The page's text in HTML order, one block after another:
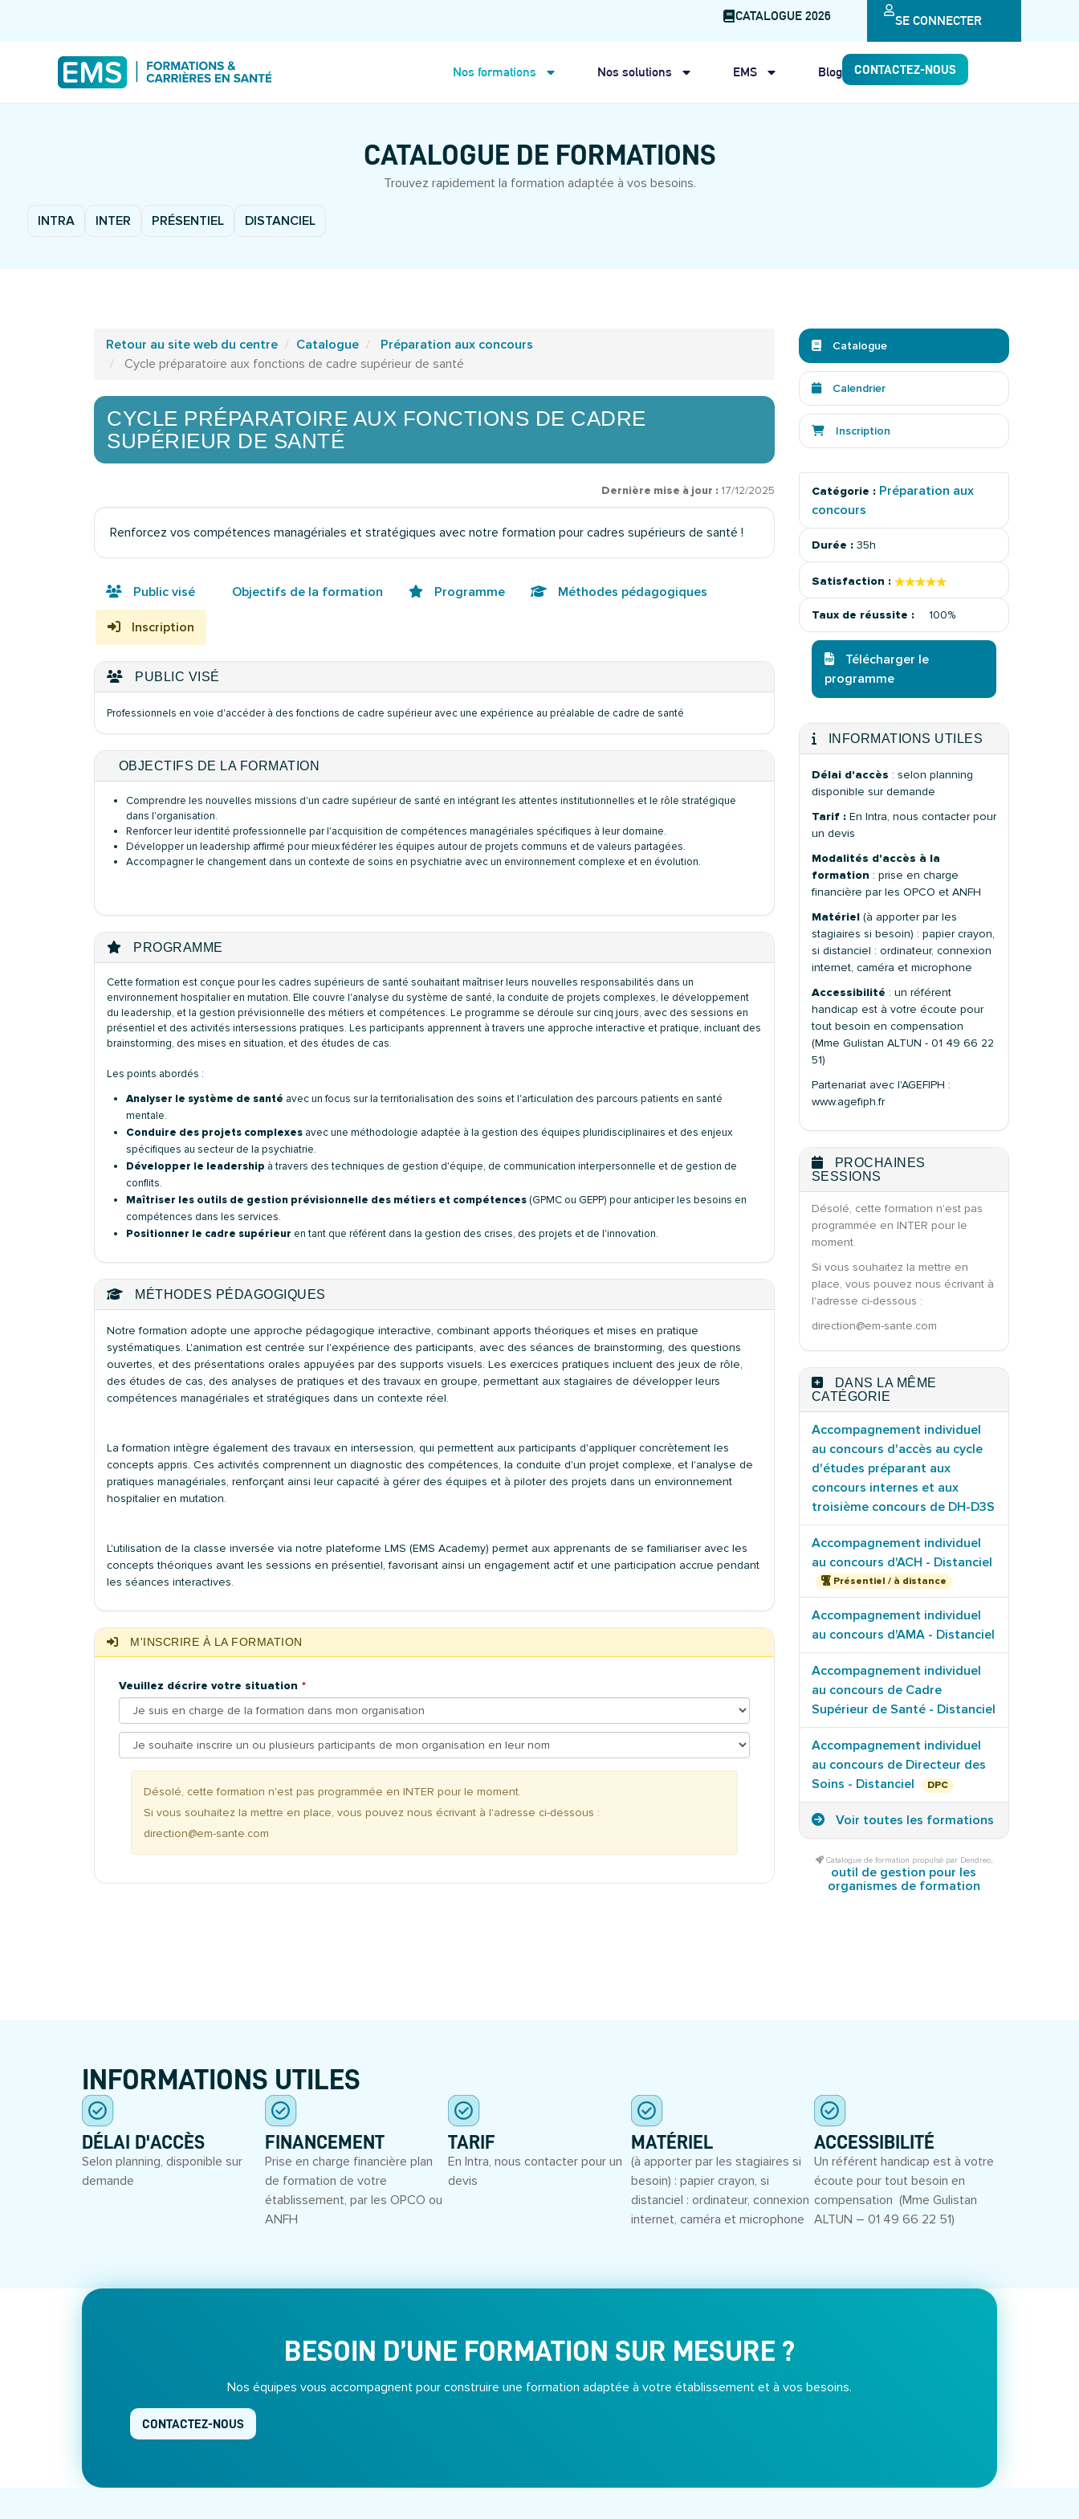
CATALOGUE 2026 SE CONNECTER
Nos formations Nos solutions EMS Blog CONTACTEZ-NOUS
CATALOGUE DE FORMATIONS
Trouvez rapidement la formation adaptée à vos besoins.
INTRA INTER PRÉSENTIEL DISTANCIEL
Retour au site web du centre Catalogue
Préparation aux concours
Cycle préparatoire aux fonctions de cadre supérieur de santé
CYCLE PRÉPARATOIRE AUX FONCTIONS DE CADRE
SUPÉRIEUR DE SANTÉ
Dernière mise à jour : 17/12/2025
Renforcez vos compétences managériales et stratégiques avec notre formation pour cadres supérieurs de santé !
Public visé Objectifs de la formation Programme Méthodes pédagogiques
Inscription
PUBLIC VISÉ
Professionnels en voie d'accéder à des fonctions de cadre supérieur avec une expérience au préalable de cadre de santé
OBJECTIFS DE LA FORMATION
Comprendre les nouvelles missions d'un cadre supérieur de santé en intégrant les attentes institutionnelles et le rôle stratégique
dans l'organisation.
Renforcer leur identité professionnelle par l'acquisition de compétences managériales spécifiques à leur domaine.
Développer un leadership affirmé pour mieux fédérer les équipes autour de projets communs et de valeurs partagées.
Accompagner le changement dans un contexte de soins en psychiatrie avec un environnement complexe et en évolution.
PROGRAMME
Cette formation est conçue pour les cadres supérieurs de santé souhaitant maîtriser leurs nouvelles responsabilités dans un
environnement hospitalier en mutation. Elle couvre l'analyse du système de santé, la conduite de projets complexes, le développement
du leadership, et la gestion prévisionnelle des métiers et compétences. Le programme se déroule sur cinq jours, avec des sessions en
présentiel et des activités intersessions pratiques. Les participants apprennent à travers une approche interactive et pratique, incluant des
brainstorming, des mises en situation, et des études de cas.
Les points abordés :
Analyser le système de santé avec un focus sur la territorialisation des soins et l'articulation des parcours patients en santé
mentale.
Conduire des projets complexes avec une méthodologie adaptée à la gestion des équipes pluridisciplinaires et des enjeux
spécifiques au secteur de la psychiatrie.
Développer le leadership à travers des techniques de gestion d'équipe, de communication interpersonnelle et de gestion de
conflits.
Maîtriser les outils de gestion prévisionnelle des métiers et compétences (GPMC ou GEPP) pour anticiper les besoins en
compétences dans les services.
Positionner le cadre supérieur en tant que référent dans la gestion des crises, des projets et de l'innovation.
MÉTHODES PÉDAGOGIQUES
Notre formation adopte une approche pédagogique interactive, combinant apports théoriques et mises en pratique
systématiques. L'animation est centrée sur l'expérience des participants, avec des séances de brainstorming, des questions
ouvertes, et des présentations orales appuyées par des supports visuels. Les exercices pratiques incluent des jeux de rôle,
des études de cas, des analyses de pratiques et des travaux en groupe, permettant aux stagiaires de développer leurs
compétences managériales et stratégiques dans un contexte réel.
La formation intègre également des travaux en intersession, qui permettent aux participants d'appliquer concrètement les
concepts appris. Ces activités comprennent un diagnostic des compétences, la conduite d'un projet complexe, et l'analyse de
pratiques managériales, renforçant ainsi leur capacité à gérer des équipes et à piloter des projets dans un environnement
hospitalier en mutation.
L'utilisation de la classe inversée via notre plateforme LMS (EMS Academy) permet aux apprenants de se familiariser avec les
concepts théoriques avant les sessions en présentiel, favorisant ainsi un engagement actif et une participation accrue pendant
les séances interactives.
M'INSCRIRE À LA FORMATION
Veuillez décrire votre situation
Désolé, cette formation n'est pas programmée en INTER pour le moment.
Si vous souhaitez la mettre en place, vous pouvez nous écrivant à l'adresse ci-dessous :
direction@em-sante.com
Catalogue
Calendrier
Inscription
Catégorie : Préparation aux
concours
Durée :35h
Satisfaction : ★★★★★
★★★★★
Taux de réussite : 100%
Télécharger le
programme
INFORMATIONS UTILES
Délai d'accès : selon planning
disponible sur demande
Tarif : En Intra, nous contacter pour
un devis
Modalités d'accès à la
formation : prise en charge
financière par les OPCO et ANFH
Matériel (à apporter par les
stagiaires si besoin) : papier crayon,
si distanciel : ordinateur, connexion
internet, caméra et microphone
Accessibilité : un référent
handicap est à votre écoute pour
tout besoin en compensation
(Mme Gulistan ALTUN - 01 49 66 22
51)
Partenariat avec l'AGEFIPH :
www.agefiph.fr
PROCHAINES
SESSIONS
Désolé, cette formation n'est pas
programmée en INTER pour le
moment.
Si vous souhaitez la mettre en
place, vous pouvez nous écrivant à
l'adresse ci-dessous :
direction@em-sante.com
DANS LA MÊME
CATÉGORIE
Accompagnement individuel
au concours d'accès au cycle
d'études préparant aux
concours internes et aux
troisième concours de DH-D3S
Accompagnement individuel
au concours d'ACH - Distanciel
Présentiel / à distance
Accompagnement individuel
au concours d'AMA - Distanciel
Accompagnement individuel
au concours de Cadre
Supérieur de Santé - Distanciel
Accompagnement individuel
au concours de Directeur des
Soins - Distanciel
DPC
Voir toutes les formations
Catalogue de formation propulsé par Dendreo,
outil de gestion pour les
organismes de formation
INFORMATIONS UTILES
DÉLAI D'ACCÈS
Selon planning, disponible sur
demande
FINANCEMENT
Prise en charge financière plan
de formation de votre
établissement, par les OPCO ou
ANFH
TARIF
En Intra, nous contacter pour un
devis
MATÉRIEL
(à apporter par les stagiaires si
besoin) : papier crayon, si
distanciel : ordinateur, connexion
internet, caméra et microphone
ACCESSIBILITÉ
Un référent handicap est à votre
écoute pour tout besoin en
compensation (Mme Gulistan
ALTUN – 01 49 66 22 51)
BESOIN D’UNE FORMATION SUR MESURE ?
Nos équipes vous accompagnent pour construire une formation adaptée à votre établissement et à vos besoins.
CONTACTEZ-NOUS